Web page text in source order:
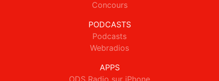
Concours
PODCASTS
Podcasts
Webradios
APPS